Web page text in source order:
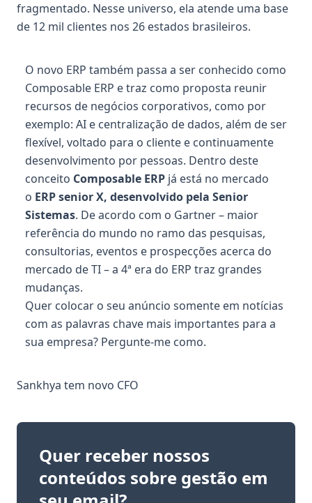
fragmentado. Nesse universo, ela atende uma base
de 12 mil clientes nos 26 estados brasileiros.
O novo ERP também passa a ser conhecido como
Composable ERP e traz como proposta reunir
recursos de negócios corporativos, como por
exemplo: AI e centralização de dados, além de ser
flexível, voltado para o cliente e continuamente
desenvolvimento por pessoas. Dentro deste
conceito Composable ERP já está no mercado
o ERP senior X, desenvolvido pela Senior
Sistemas. De acordo com o Gartner – maior
referência do mundo no ramo das pesquisas,
consultorias, eventos e prospecções acerca do
mercado de TI – a 4ª era do ERP traz grandes
mudanças.
Quer colocar o seu anúncio somente em notícias
com as palavras chave mais importantes para a
sua empresa? Pergunte-me como.
Sankhya tem novo CFO
Quer receber nossos
conteúdos sobre gestão em